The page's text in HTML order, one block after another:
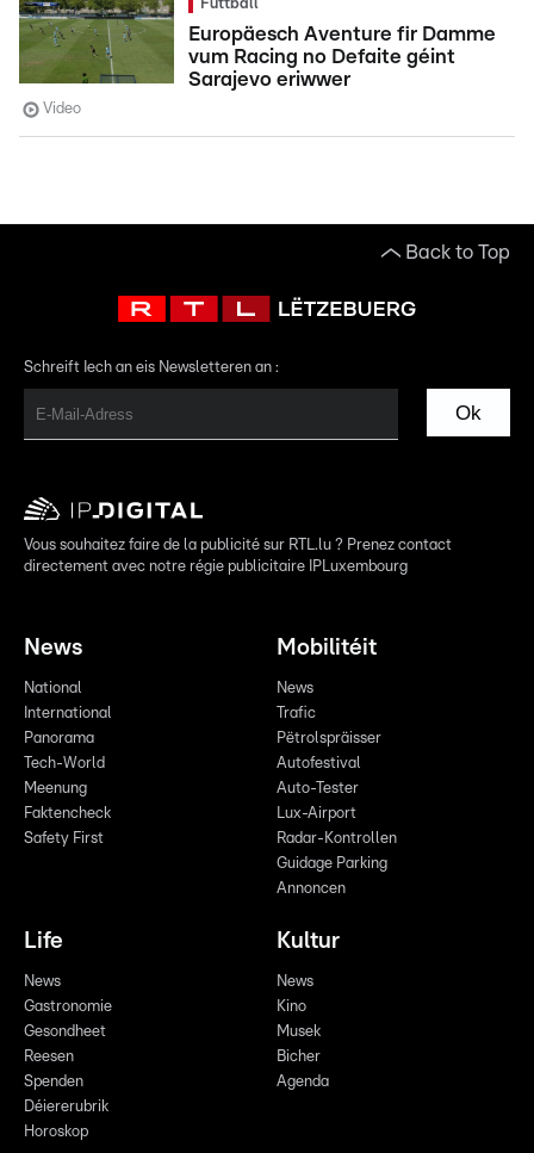
Futtball
Europäesch Aventure fir Damme
vum Racing no Defaite géint
Sarajevo eriwwer
Video
Back to Top
Schreift Iech an eis Newsletteren an :
Ok
Vous souhaitez faire de la publicité sur RTL.lu ? Prenez contact
directement avec notre régie publicitaire IPLuxembourg
News
National
International
Panorama
Tech-World
Meenung
Faktencheck
Safety First
Mobilitéit
News
Trafic
Pëtrolspräisser
Autofestival
Auto-Tester
Lux-Airport
Radar-Kontrollen
Guidage Parking
Annoncen
Life
News
Gastronomie
Gesondheet
Reesen
Spenden
Déiererubrik
Horoskop
Kultur
News
Kino
Musek
Bicher
Agenda